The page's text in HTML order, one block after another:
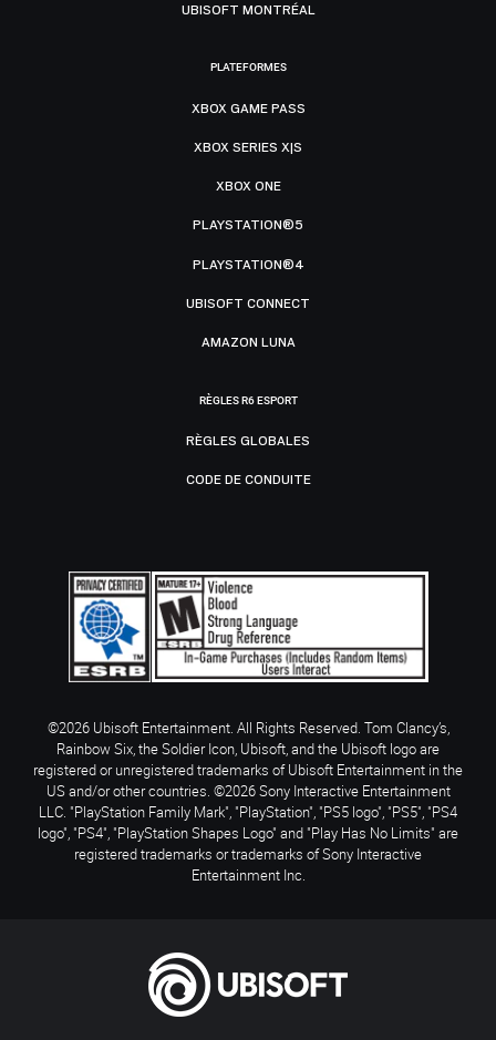
UBISOFT MONTRÉAL
PLATEFORMES
XBOX GAME PASS
XBOX SERIES X|S
XBOX ONE
PLAYSTATION®5
PLAYSTATION®4
UBISOFT CONNECT
AMAZON LUNA
RÈGLES R6 ESPORT
RÈGLES GLOBALES
CODE DE CONDUITE
©2026 Ubisoft Entertainment. All Rights Reserved. Tom Clancy’s,
Rainbow Six, the Soldier Icon, Ubisoft, and the Ubisoft logo are
registered or unregistered trademarks of Ubisoft Entertainment in the
US and/or other countries. ©2026 Sony Interactive Entertainment
LLC. "PlayStation Family Mark", "PlayStation", "PS5 logo", "PS5", "PS4
logo", "PS4", "PlayStation Shapes Logo" and "Play Has No Limits" are
registered trademarks or trademarks of Sony Interactive
Entertainment Inc.